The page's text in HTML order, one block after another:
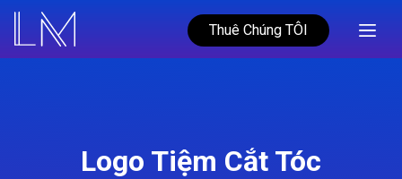
Thuê Chúng TÔI
Logo Tiệm Cắt Tóc